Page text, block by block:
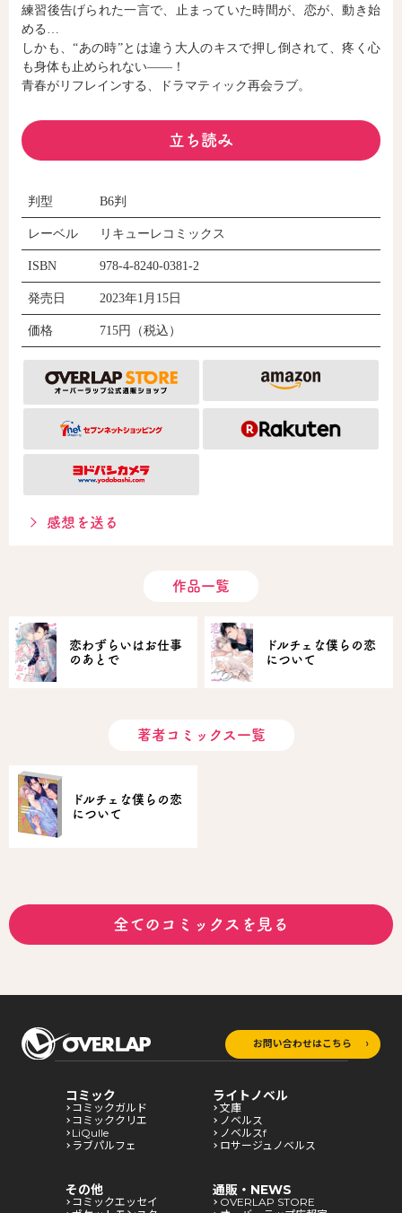
コミックエッセイ
練習後告げられた一言で、止まっていた時間が、恋が、動き始
める…
しかも、“あの時”とは違う大人のキスで押し倒されて、疼く心
も身体も止められない――！
青春がリフレインする、ドラマティック再会ラブ。
立ち読み
判型 B6判
レーベル リキューレコミックス
ISBN 978-4-8240-0381-2
発売日 2023年1月15日
価格 715円（税込）
感想を送る
作品一覧
恋わずらいはお仕事
のあとで
ドルチェな僕らの恋
について
著者コミックス一覧
ドルチェな僕らの恋
について
全てのコミックスを見る
お問い合わせはこちら
コミック
コミックガルド
コミッククリエ
LiQulle
ラブパルフェ
ライトノベル
文庫
ノベルス
ノベルスf
ロサージュノベルス
その他
コミックエッセイ
通販・NEWS
OVERLAP STORE